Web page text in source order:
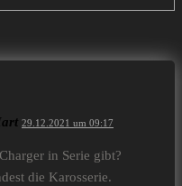
29.12.2021 um 09:17
in Serie gibt?
die Karosserie.